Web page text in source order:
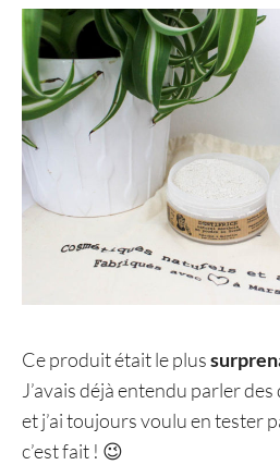
Ce produit était le plus
J’avais déjà entendu parler
et j’ai toujours voulu en tester
c’est fait ! 😉